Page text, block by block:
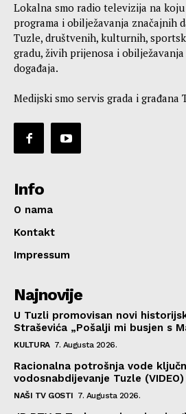
Lokalna smo radio televizija na
programa i obilježavanja značajnih
Tuzle, društvenih, kulturnih,
gradu, živih prijenosa i
događaja.
Medijski smo servis grada i građana
Info
O nama
Kontakt
Impressum
Najnovije
U Tuzli promovisan novi
Straševića „Pošalji mi busjen s
KULTURA 7. Augusta 2026.
Racionalna potrošnja vode
vodosnabdijevanje Tuzle (VIDEO)
NAŠI TV GOSTI 7. Augusta 2026.